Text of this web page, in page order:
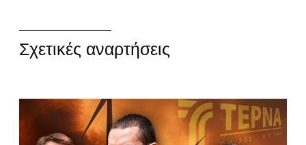
Σχετικές αναρτήσεις